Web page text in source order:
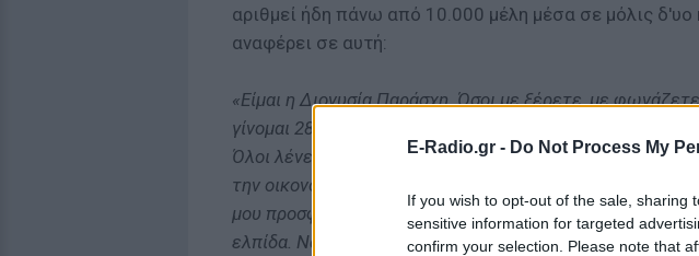
E-Radio.gr - Do Not Process My
If you wish to opt-out of the sale, sharing
sensitive information for targeted
confirm your selection. Please note that
αριθμεί ήδη πάνω από 10.000 μέλη μέσα σε μόλις δ'υο
αναφέρει σε αυτή:
«Είμαι η Διονυσία Παράσχη. Όσοι με ξέρετε, με
γίνομαι 28. Έχω διαγνωστεί με μια σπάνια μορφή
Όλοι λένε ότι η μάχη με τον καρκίνο είναι άνιση, πόσο
την οικονομική δυνατότητα να σε θεραπεύσουν οι
μου προσφέρετε ό,τι είναι δυνατόν, ένα βήμα που θα με
ελπίδα. Να με βοηθήσετε να συνεχίσω να ονειρεύομαι,